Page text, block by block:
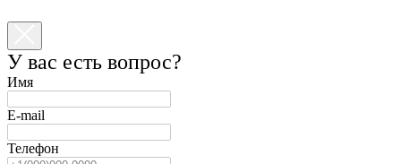
У вас есть вопрос?
Имя
E-mail
Телефон